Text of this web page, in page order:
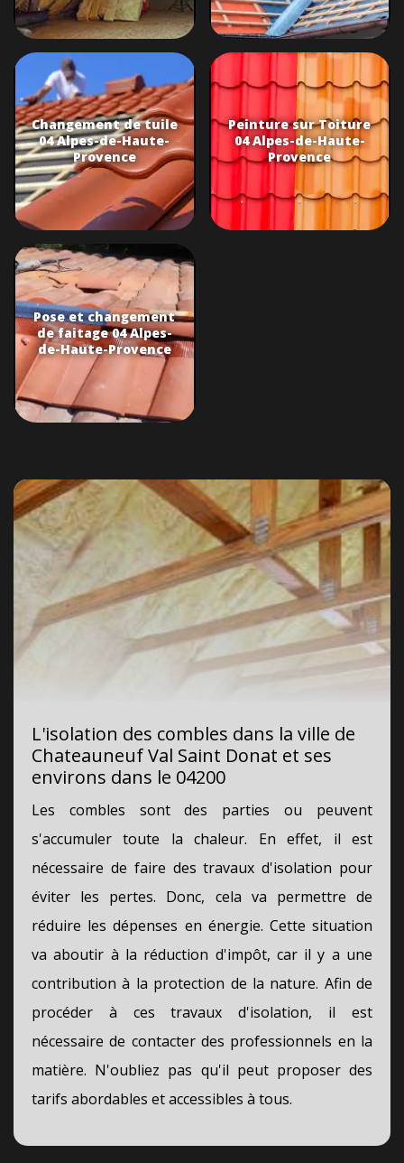
Changement de tuile
04 Alpes-de-Haute-
Provence
Peinture sur Toiture
04 Alpes-de-Haute-
Provence
Pose et changement
de faitage 04 Alpes-
de-Haute-Provence
L'isolation des combles dans la ville de
Chateauneuf Val Saint Donat et ses
environs dans le 04200
Les combles sont des parties ou peuvent
s'accumuler toute la chaleur. En effet, il est
nécessaire de faire des travaux d'isolation pour
éviter les pertes. Donc, cela va permettre de
réduire les dépenses en énergie. Cette situation
va aboutir à la réduction d'impôt, car il y a une
contribution à la protection de la nature. Afin de
procéder à ces travaux d'isolation, il est
nécessaire de contacter des professionnels en la
matière. N'oubliez pas qu'il peut proposer des
tarifs abordables et accessibles à tous.